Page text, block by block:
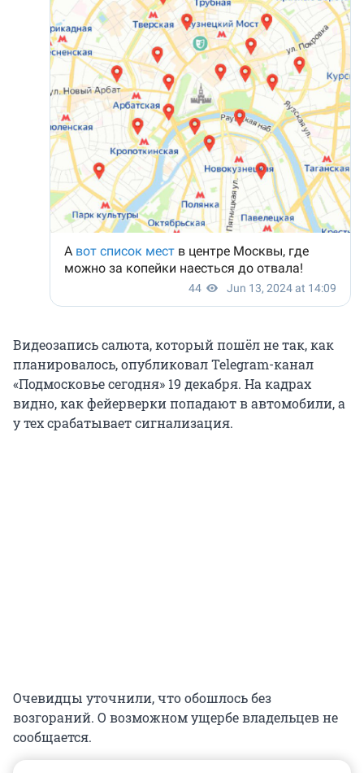
Видеозапись салюта, который пошёл не так, как
планировалось, опубликовал Telegram-канал
«Подмосковье сегодня» 19 декабря. На кадрах
видно, как фейерверки попадают в автомобили, а
у тех срабатывает сигнализация.
Очевидцы уточнили, что обошлось без
возгораний. О возможном ущербе владельцев не
сообщается.